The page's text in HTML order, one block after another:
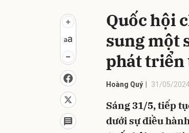
Quốc hội
sung một
phát triển
Hoàng Quý 31/05/
Sáng 31/5, tiếp
dưới sự điều